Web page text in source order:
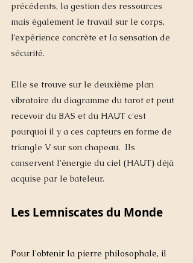
précédents, la gestion des ressources
mais également le travail sur le corps,
l’expérience concrète et la sensation de
sécurité.
Elle se trouve sur le deuxième plan
vibratoire du diagramme du tarot et peut
recevoir du BAS et du HAUT c'est
pourquoi il y a ces capteurs en forme de
triangle V sur son chapeau.  Ils
conservent l'énergie du ciel (HAUT) déjà
acquise par le bateleur.
Les Lemniscates du Monde
Pour l'obtenir la pierre philosophale, il